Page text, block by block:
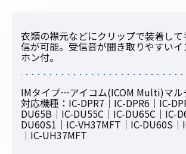
衣類の襟元などにクリップで装着し
信が可能。受信音が聞き取りやすい
ホン付。
IMタイプ…アイコム(ICOM Multi)マル
対応機種：IC-DPR7｜IC-DPR6｜IC-
DU65B｜IC-DU55C｜IC-DU65C｜IC-
DU60S1｜IC-VH37MFT｜IC-DU60S
｜IC-UH37MFT